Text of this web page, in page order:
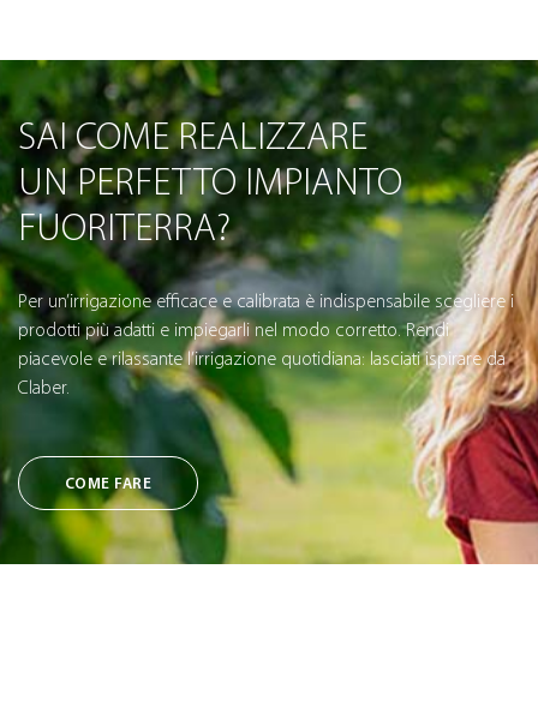
SAI COME REALIZZARE
UN PERFETTO IMPIANTO
FUORITERRA?
Per un’irrigazione efficace e calibrata è indispensabile scegliere i
prodotti più adatti e impiegarli nel modo corretto. Rendi
piacevole e rilassante l’irrigazione quotidiana: lasciati ispirare da
Claber.
COME FARE